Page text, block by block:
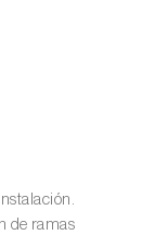
de ramas